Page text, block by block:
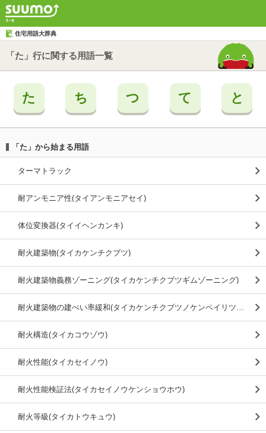
住宅用語大辞典
「た」行に関する用語一覧
た ち つ て と
「た」から始まる用語
ターマトラック
耐アンモニア性(タイアンモニアセイ)
体位変換器(タイイヘンカンキ)
耐火建築物(タイカケンチクブツ)
耐火建築物義務ゾーニング(タイカケンチクブツギムゾーニング)
耐火建築物の建ぺい率緩和(タイカケンチクブツノケンペイリツカンワ)
耐火構造(タイカコウゾウ)
耐火性能(タイカセイノウ)
耐火性能検証法(タイカセイノウケンショウホウ)
耐火等級(タイカトウキュウ)